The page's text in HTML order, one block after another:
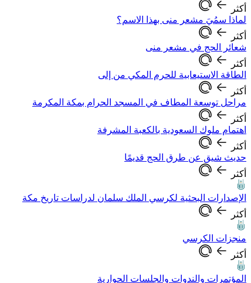
أكثر
لماذا سمُيَ مشعر منى بهذا الاسم؟
أكثر
شعائر الحج في مشعر منى
أكثر
الطاقة الاستيعابية للحرم المكي من إلى
أكثر
مراحل توسعة المطاف في المسجد الحرام بمكة المكرمة
أكثر
اهتمام ملوك السعودية بالكعبة المشرفة
أكثر
حديث شيق عن طرق الحج قديمًا
أكثر
الإصدارات البحثية لكرسي الملك سلمان لدراسات تاريخ مكة
أكثر
منجزات الكرسي
أكثر
المؤتمرات والندوات والجلسات الحوارية